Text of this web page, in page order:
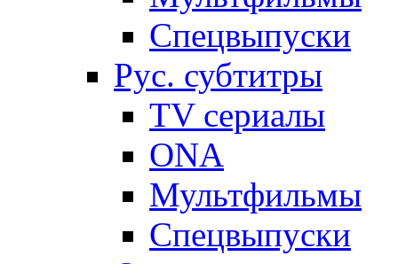
Спецвыпуски
Рус. субтитры
TV сериалы
ONA
Мультфильмы
Спецвыпуски